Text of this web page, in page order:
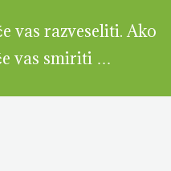
vas razveseliti. Ako
vas smiriti …